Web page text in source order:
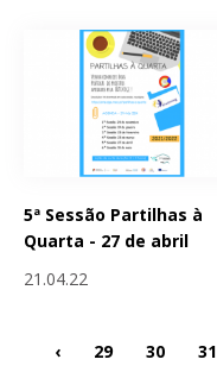
5ª Sessão Partilhas à
Quarta - 27 de abril
21.04.22
‹ 29 30 31